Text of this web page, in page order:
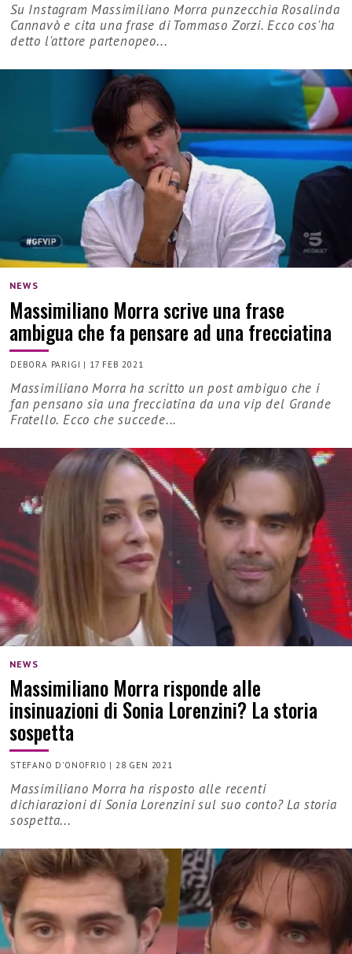
Su Instagram Massimiliano Morra punzecchia Rosalinda
Cannavò e cita una frase di Tommaso Zorzi. Ecco cos'ha
detto l'attore partenopeo...
NEWS
Massimiliano Morra scrive una frase
ambigua che fa pensare ad una frecciatina
DEBORA PARIGI | 17 FEB 2021
Massimiliano Morra ha scritto un post ambiguo che i
fan pensano sia una frecciatina da una vip del Grande
Fratello. Ecco che succede...
NEWS
Massimiliano Morra risponde alle
insinuazioni di Sonia Lorenzini? La storia
sospetta
STEFANO D'ONOFRIO |28 GEN 2021
Massimiliano Morra ha risposto alle recenti
dichiarazioni di Sonia Lorenzini sul suo conto? La storia
sospetta...